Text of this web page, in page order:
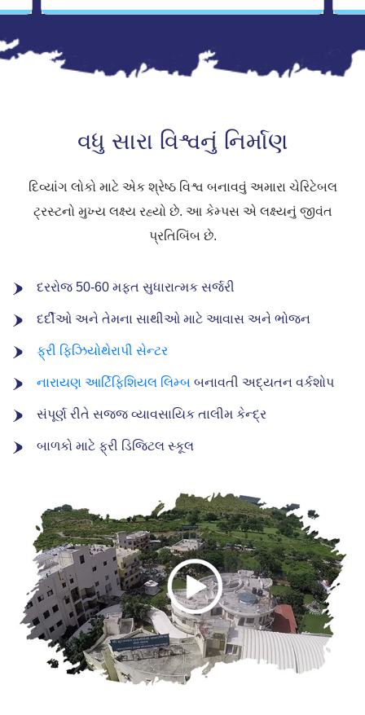
વધુ સારા વિશ્વનું નિર્માણ
દિવ્યાંગ લોકો માટે એક શ્રેષ્ઠ વિશ્વ બનાવવું અમારા ચેરિટેબલ
ટ્રસ્ટનો મુખ્ય લક્ષ્ય રહ્યો છે. આ કેમ્પસ એ લક્ષ્યનું જીવંત
પ્રતિબિંબ છે.
દરરોજ 50-60 મફત સુધારાત્મક સર્જરી
દર્દીઓ અને તેમના સાથીઓ માટે આવાસ અને ભોજન
ફ્રી ફિઝિયોથેરાપી સેન્ટર
નારાયણ આર્ટિફિશિયલ લિમ્બ બનાવતી અદ્યતન વર્કશોપ
સંપૂર્ણ રીતે સજ્જ વ્યાવસાયિક તાલીમ કેન્દ્ર
બાળકો માટે ફ્રી ડિજિટલ સ્કૂલ